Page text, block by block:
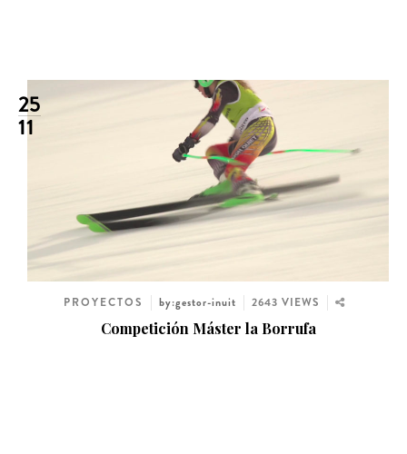
25
11
PROYECTOS by:gestor-inuit 2643 VIEWS
Competición Máster la Borrufa